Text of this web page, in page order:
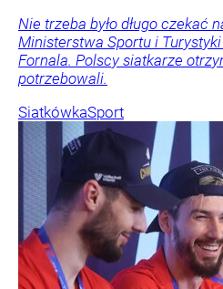
Nie trzeba było długo czekać
Ministerstwa Sportu i
Fornala. Polscy siatkarze
potrzebowali.
SiatkówkaSport